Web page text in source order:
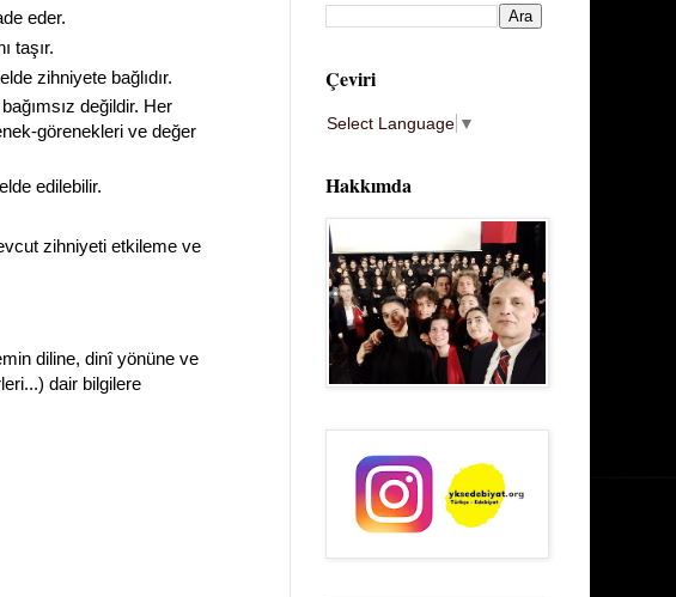
eder.
taşır.
zihniyete bağlıdır.
değildir. Her
görenekleri ve değer
edilebilir.
zihniyeti etkileme ve
diline, dinî yönüne ve
dair bilgilere
Çeviri
Select Language ▼
Hakkımda